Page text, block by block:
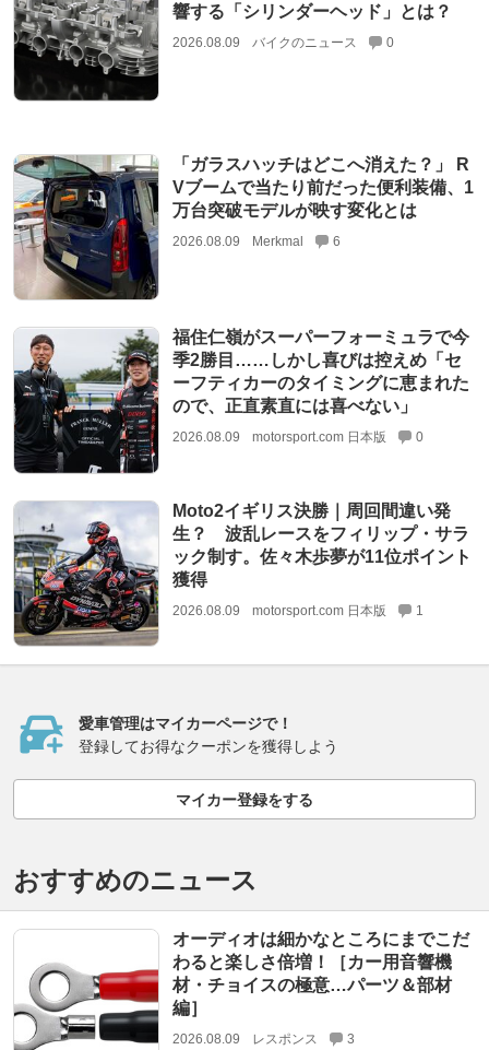
響する「シリンダーヘッド」とは？
2026.08.09 バイクのニュース 0
「ガラスハッチはどこへ消えた？」 R
Vブームで当たり前だった便利装備、1
万台突破モデルが映す変化とは
2026.08.09 Merkmal 6
福住仁嶺がスーパーフォーミュラで今
季2勝目……しかし喜びは控えめ「セ
ーフティカーのタイミングに恵まれた
ので、正直素直には喜べない」
2026.08.09 motorsport.com 日本版 0
Moto2イギリス決勝｜周回間違い発
生？ 波乱レースをフィリップ・サラ
ック制す。佐々木歩夢が11位ポイント
獲得
2026.08.09 motorsport.com 日本版 1
愛車管理はマイカーページで！
登録してお得なクーポンを獲得しよう
マイカー登録をする
おすすめのニュース
オーディオは細かなところにまでこだ
わると楽しさ倍増！［カー用音響機
材・チョイスの極意…パーツ＆部材
編］
2026.08.09 レスポンス 3